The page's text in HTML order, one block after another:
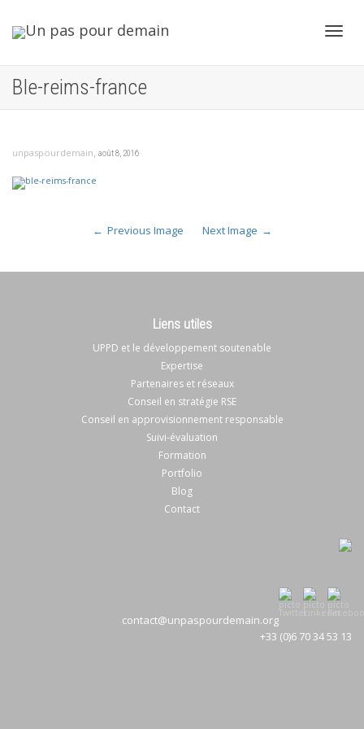
Ble-reims-france
unpaspourdemain, août 8, 2016
Previous Image Next Image
Liens utiles
UPPD et le développement soutenable
Expertise
Partenaires et réseaux
Conseil en stratégie RSE
Conseil en approvisionnement responsable
Suivi-évaluation
Formation
Portfolio
Blog
Contact
contact@unpaspourdemain.org
+33 (0)6 70 34 53 13